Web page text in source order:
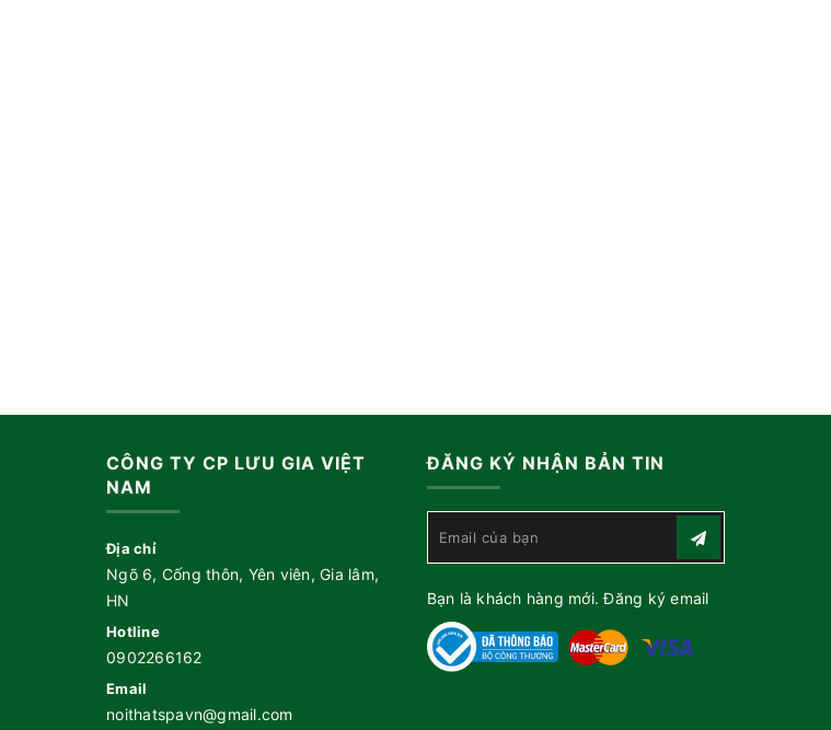
CÔNG TY CP LƯU GIA VIỆT
NAM
Địa chỉ
Ngõ 6, Cống thôn, Yên viên, Gia lâm,
HN
Hotline
0902266162
Email
noithatspavn@gmail.com
ĐĂNG KÝ NHẬN BẢN TIN
Bạn là khách hàng mới. Đăng ký email